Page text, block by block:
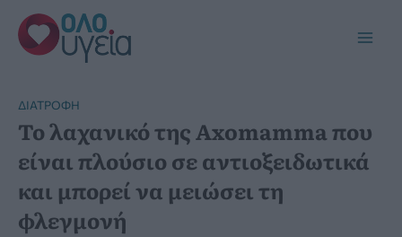
Μετάβαση
στο
περιεχόμενο
ΔΙΑΤΡΟΦΉ
Το λαχανικό της Axomamma που
είναι πλούσιο σε αντιοξειδωτικά
και μπορεί να μειώσει τη
φλεγμονή